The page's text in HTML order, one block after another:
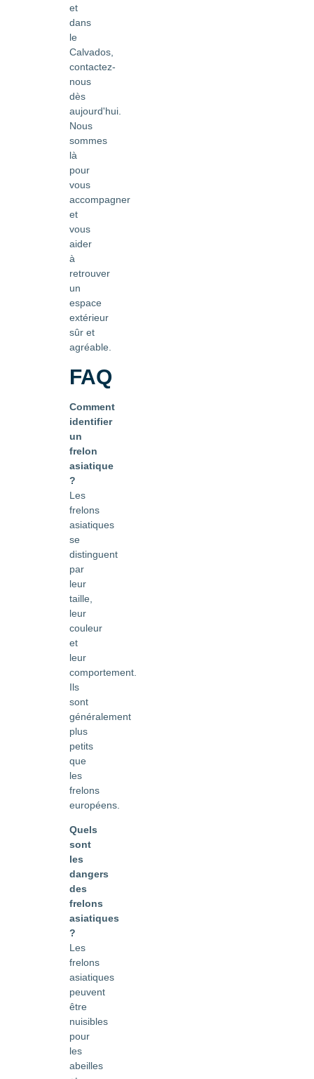
et
dans
le
Calvados,
contactez-
nous
dès
aujourd'hui.
Nous
sommes
là
pour
vous
accompagner
et
vous
aider
à
retrouver
un
espace
extérieur
sûr et
agréable.
FAQ
Comment
identifier
un
frelon
asiatique
?
Les
frelons
asiatiques
se
distinguent
par
leur
taille,
leur
couleur
et
leur
comportement.
Ils
sont
généralement
plus
petits
que
les
frelons
européens.
Quels
sont
les
dangers
des
frelons
asiatiques
?
Les
frelons
asiatiques
peuvent
être
nuisibles
pour
les
abeilles